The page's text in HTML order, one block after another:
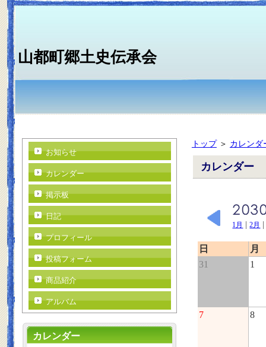
山都町郷土史伝承会
トップ＞ カレンダ
カレンダー
1月 |2月
日
月
31
1
7 8
お知らせ
カレンダー
掲示板
日記
プロフィール
投稿フォーム
商品紹介
アルバム
カレンダー